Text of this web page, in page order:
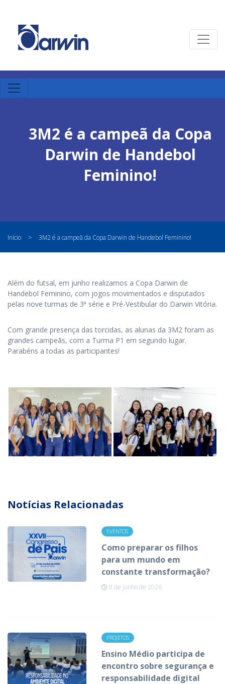
3M2 é a campeã da Copa
Darwin de Handebol
Feminino!
Início > 3M2 é a campeã da Copa Darwin de Handebol Feminino!
Além do futsal, em junho realizamos a Copa Darwin de
Handebol Feminino, com jogos movimentados e disputados
pelas nove turmas de 3ª série e Pré-Vestibular do Darwin Vitória.
Com grande presença das torcidas, as alunas da 3M2 foram as
grandes campeãs, com a Turma P1 em segundo lugar.
Parabéns a todas as participantes!
Notícias Relacionadas
EVENTOS
Como preparar os filhos
para um mundo em
constante transformação?
8 de junho de 2026
PROJETOS
Ensino Médio participa de
encontro sobre segurança e
responsabilidade digital